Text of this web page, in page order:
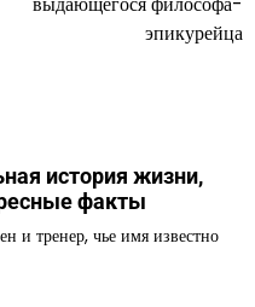
эпикурейца
история жизни,
факты
и тренер, чье имя известно